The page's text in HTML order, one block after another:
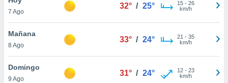
y
en
más
7 Ago
32° / 25° 15- 26
km/h
Mañana
8 Ago
33° / 24° 21 - 35
km/h
Domingo
9 Ago
31° / 24° 12- 23
km/h